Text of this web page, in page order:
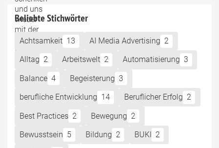
Beliebte Stichwörter
Achtsamkeit 13 AI Media Advertising 2
Alltag 2 Arbeitswelt 2 Automatisierung 3
Balance 4 Begeisterung 3
berufliche Entwicklung 14 Beruflicher Erfolg 2
Best Practices 2 Bewegung 2
Bewusstsein 5 Bildung 2 BUKI 2